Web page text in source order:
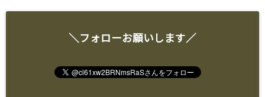
＼フォローお願いします／